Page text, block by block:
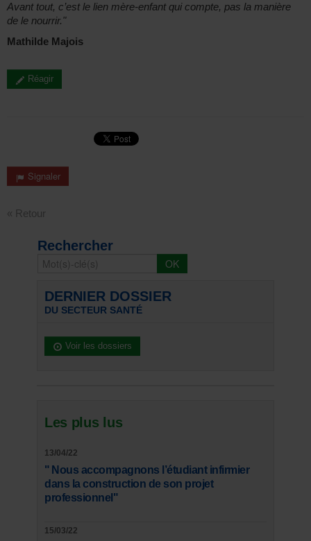
Avant tout, c’est le lien mère-enfant qui compte, pas la manière
de le nourrir."
Mathilde Majois
Réagir
Signaler
« Retour
Rechercher
DERNIER DOSSIER
DU SECTEUR SANTÉ
Voir les dossiers
Les plus lus
13/04/22
" Nous accompagnons l’étudiant infirmier
dans la construction de son projet
professionnel"
15/03/22